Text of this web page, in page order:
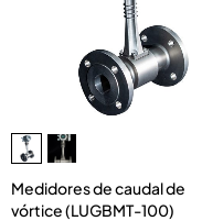
Medidores de caudal de
vórtice (LUGBMT-100)